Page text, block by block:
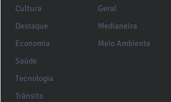
Cultura
Destaque
Economia
Geral
Medianeira
Meio Ambiente
Saúde
Tecnologia
Trânsito